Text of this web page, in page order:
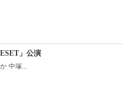
」公演
中塚...